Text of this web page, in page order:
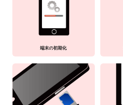
端末の初期化